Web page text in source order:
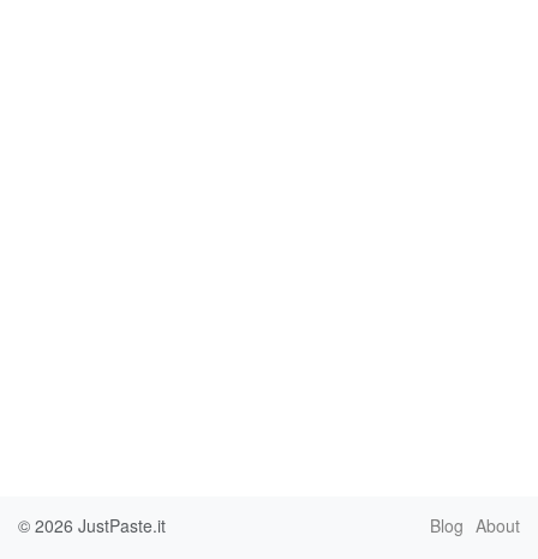
© 2026 JustPaste.it Blog About